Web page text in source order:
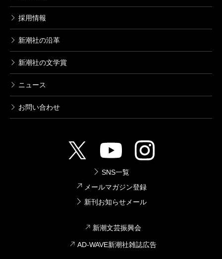
採用情報
新潮社の沿革
新潮社の文学賞
ニュース
お問い合わせ
SNS一覧
メールマガジン登録
新刊お知らせメール
新潮文芸振興会
AD-WAVE新潮社雑誌広告